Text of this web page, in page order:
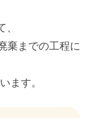
棄までの工程に
ます。